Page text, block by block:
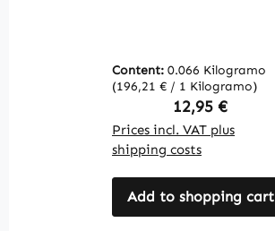
Content: 0.066 Kilogramo
(196,21 € / 1 Kilogramo)
Regular price:
12,95 €
Prices incl. VAT plus
shipping costs
Add to shopping cart